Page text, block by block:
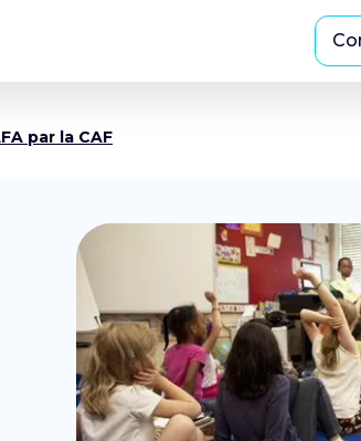
par la CAF